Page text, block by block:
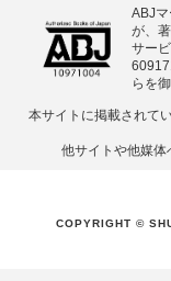
ABJ
が、
サー
らを
本サイトに掲載されて
他サイトや他媒体
COPYRIGHT ©